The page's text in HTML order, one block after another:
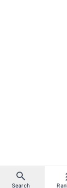
Search